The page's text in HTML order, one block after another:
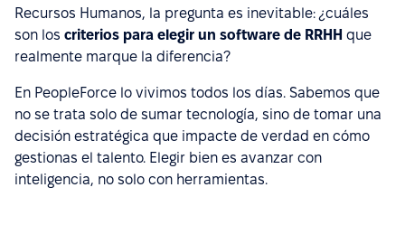
Recursos Humanos, la pregunta es inevitable: ¿cuáles
son los criterios para elegir un software de RRHH que
realmente marque la diferencia?
En PeopleForce lo vivimos todos los días. Sabemos que
no se trata solo de sumar tecnología, sino de tomar una
decisión estratégica que impacte de verdad en cómo
gestionas el talento. Elegir bien es avanzar con
inteligencia, no solo con herramientas.